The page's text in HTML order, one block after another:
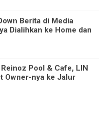
Berita di Media
Dialihkan ke Home dan
Pool & Cafe, LIN
Owner-nya ke Jalur